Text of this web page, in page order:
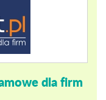
dla firm